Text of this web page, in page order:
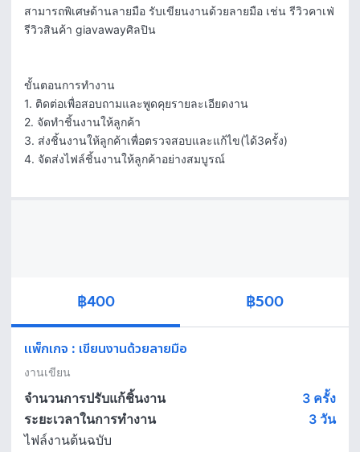
สามารถพิเศษด้านลายมือ รับเขียนงานด้วยลายมือ เช่น รีวิวคาเฟ่
รีวิวสินค้า giavawayศิลปิน
ขั้นตอนการทำงาน
1. ติดต่อเพื่อสอบถามและพูดคุยรายละเอียดงาน
2. จัดทำชิ้นงานให้ลูกค้า
3. ส่งชิ้นงานให้ลูกค้าเพื่อตรวจสอบและแก้ไข(ได้3ครั้ง)
4. จัดส่งไฟล์ชิ้นงานให้ลูกค้าอย่างสมบูรณ์
฿400 ฿500
แพ็กเกจ : เขียนงานด้วยลายมือ
งานเขียน
จำนวนการปรับแก้ชิ้นงาน
3 ครั้ง
ระยะเวลาในการทำงาน
3 วัน
ไฟล์งานต้นฉบับ